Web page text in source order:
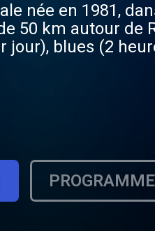
née en 1981,
50 km autour
jour), blues (2
Rennes diffuse
Quota.